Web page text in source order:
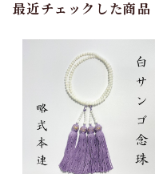
最近チェックした商品